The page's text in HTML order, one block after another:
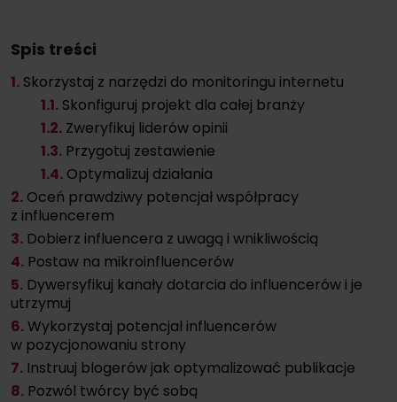
Spis treści
1. Skorzystaj z narzędzi do monitoringu internetu
1.1. Skonfiguruj projekt dla całej branży
1.2. Zweryfikuj liderów opinii
1.3. Przygotuj zestawienie
1.4. Optymalizuj działania
2. Oceń prawdziwy potencjał współpracy
z influencerem
3. Dobierz influencera z uwagą i wnikliwością
4. Postaw na mikroinfluencerów
5. Dywersyfikuj kanały dotarcia do influencerów i je
utrzymuj
6.Wykorzystaj potencjał influencerów
w pozycjonowaniu strony
7. Instruuj blogerów jak optymalizować publikacje
8. Pozwól twórcy być sobą